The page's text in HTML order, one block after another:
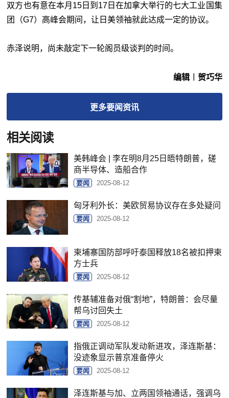
双方也有意在本月15日到17日在加拿大举行的七大工业国集
团（G7）高峰会期间，让日美领袖就此达成一定的协议。
赤泽说明，尚未敲定下一轮阁员级谈判的时间。
编辑︱贺巧华
更多要闻资讯
相关阅读
美韩峰会 | 李在明8月25日晤特朗普，磋
商半导体、造船合作
要闻 2025-08-12
匈牙利外长：美欧贸易协议存在多处疑问
要闻 2025-08-12
柬埔寨国防部呼吁泰国释放18名被扣押柬
方士兵
要闻 2025-08-12
传基辅准备对俄“割地”，特朗普：会尽量
帮乌讨回失土
要闻 2025-08-12
指俄正调动军队发动新进攻，泽连斯基：
没迹象显示普京准备停火
要闻 2025-08-12
泽连斯基与加、立两国领袖通话，强调乌